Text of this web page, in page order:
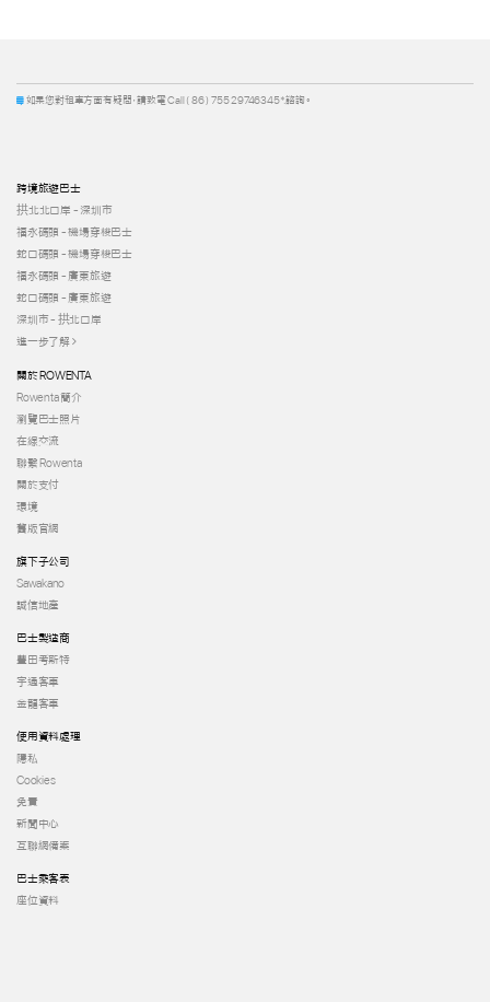
如果您對租車方面有疑問，請致電 Call ( 86 ) 755 29746345*.諮詢。
跨境旅遊巴士
拱北北口岸 - 深圳市
福永碼頭 - 機場穿梭巴士
蛇口碼頭 - 機場穿梭巴士
福永碼頭 - 廣東旅遊
蛇口碼頭 - 廣東旅遊
深圳市 - 拱北口岸
進一步了解
關於 ROWENTA
Rowenta 簡介
瀏覽巴士照片
在線交流
聯繫 Rowenta
關於支付
環境
舊版官網
旗下子公司
Sawakano
誠信地產
巴士製造商
豐田考斯特
宇通客車
金龍客車
使用資料處理
隱私
Cookies
免責
新聞中心
互聯網備案
巴士乘客表
座位資料